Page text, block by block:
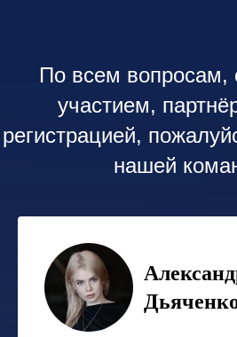
По всем вопросам,
участием,
регистрацией,
нашей